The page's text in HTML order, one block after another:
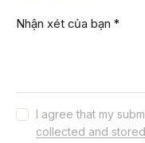
Nhận xét của bạn *
I agree that my
collected and stored